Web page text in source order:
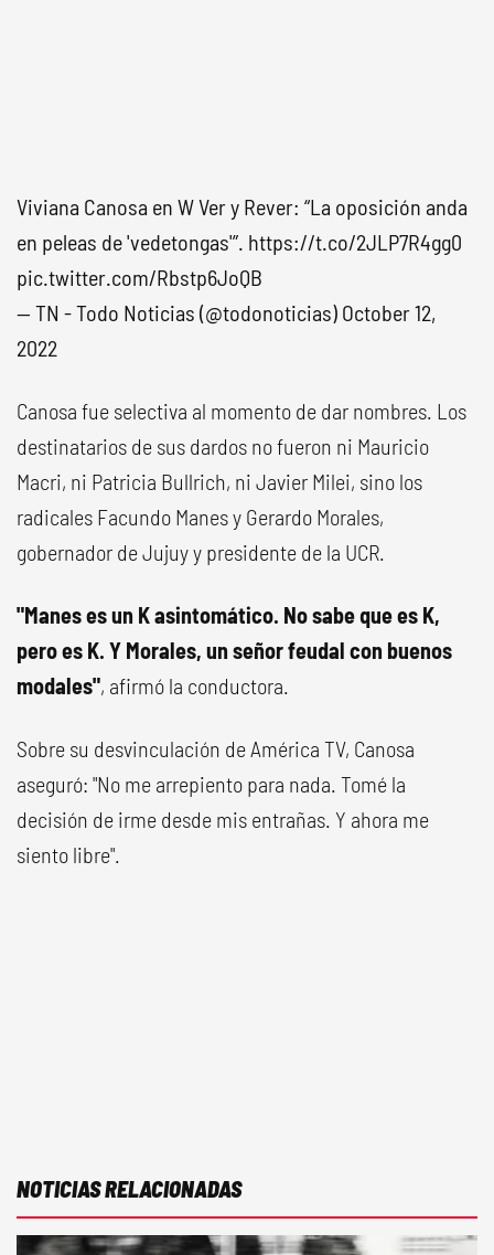
Viviana Canosa en W Ver y Rever: “La oposición anda
en peleas de 'vedetongas'”. https://t.co/2JLP7R4gg0
pic.twitter.com/Rbstp6JoQB
— TN - Todo Noticias (@todonoticias) October 12,
2022
Canosa fue selectiva al momento de dar nombres. Los
destinatarios de sus dardos no fueron ni Mauricio
Macri, ni Patricia Bullrich, ni Javier Milei, sino los
radicales Facundo Manes y Gerardo Morales,
gobernador de Jujuy y presidente de la UCR.
"Manes es un K asintomático. No sabe que es K,
pero es K. Y Morales, un señor feudal con buenos
modales", afirmó la conductora.
Sobre su desvinculación de América TV, Canosa
aseguró: "No me arrepiento para nada. Tomé la
decisión de irme desde mis entrañas. Y ahora me
siento libre".
NOTICIAS RELACIONADAS